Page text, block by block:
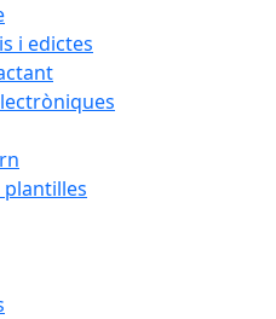
i edictes